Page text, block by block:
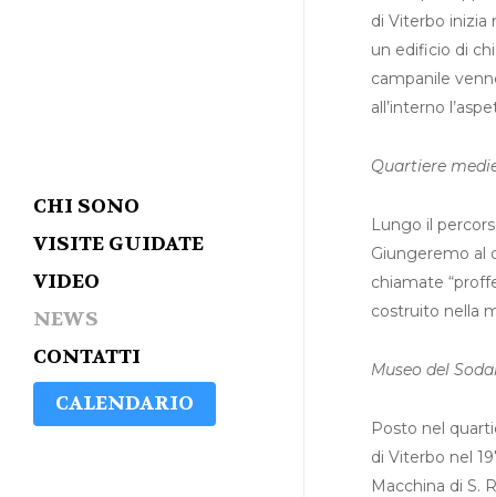
CHI SONO
VISITE GUIDATE
VIDEO
NEWS
CONTATTI
CALENDARIO
di Viterbo inizia
un edificio di
campanile
all’interno
Quartiere
Lungo il
Giungeremo al
chiamate
costruito nella
Museo del
Posto nel
di Viterbo nel
Macchina di S.